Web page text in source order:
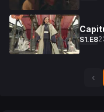
S1.E8
‹